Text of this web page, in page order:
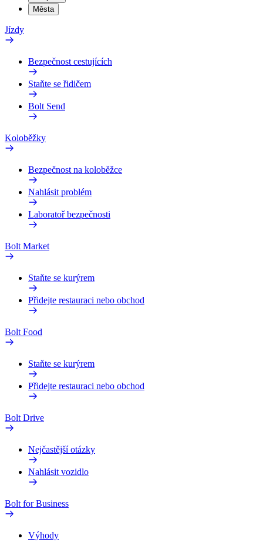
Města
Jízdy
Bezpečnost cestujících
Staňte se řidičem
Bolt Send
Koloběžky
Bezpečnost na koloběžce
Nahlásit problém
Laboratoř bezpečnosti
Bolt Market
Staňte se kurýrem
Přidejte restauraci nebo obchod
Bolt Food
Staňte se kurýrem
Přidejte restauraci nebo obchod
Bolt Drive
Nejčastější otázky
Nahlásit vozidlo
Bolt for Business
Výhody